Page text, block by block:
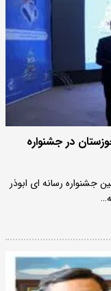
در جشنواره
جشنواره رسانه‌ ای ابوذر